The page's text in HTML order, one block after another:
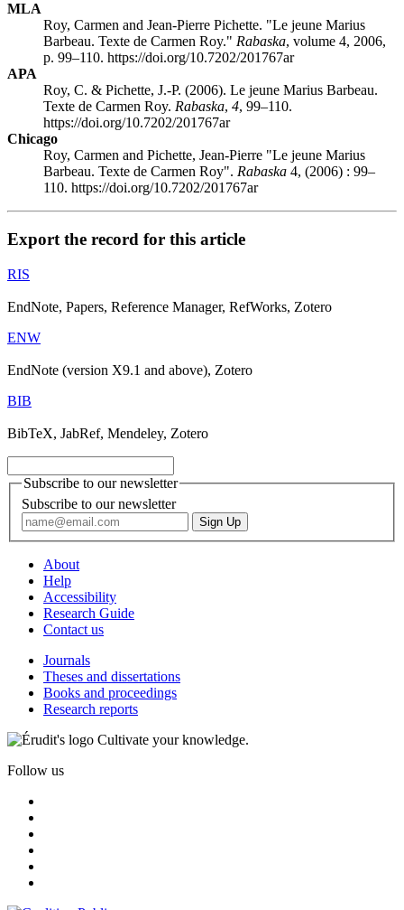
MLA
Roy, Carmen and Jean-Pierre Pichette. "Le jeune Marius
Barbeau. Texte de Carmen Roy." Rabaska, volume 4, 2006,
p. 99–110. https://doi.org/10.7202/201767ar
APA
Roy, C. & Pichette, J.-P. (2006). Le jeune Marius Barbeau.
Texte de Carmen Roy. Rabaska, 4, 99–110.
https://doi.org/10.7202/201767ar
Chicago
Roy, Carmen and Pichette, Jean-Pierre "Le jeune Marius
Barbeau. Texte de Carmen Roy". Rabaska 4, (2006) : 99–
110. https://doi.org/10.7202/201767ar
Export the record for this article
RIS
EndNote, Papers, Reference Manager, RefWorks, Zotero
ENW
EndNote (version X9.1 and above), Zotero
BIB
BibTeX, JabRef, Mendeley, Zotero
Subscribe to our newsletter
Subscribe to our newsletter
About
Help
Accessibility
Research Guide
Contact us
Journals
Theses and dissertations
Books and proceedings
Research reports
Cultivate your knowledge.
Follow us